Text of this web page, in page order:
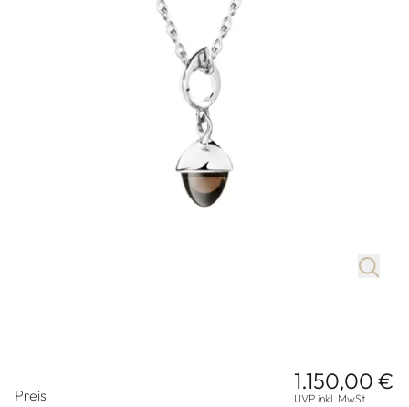
Preis
1.150,00 €
UVP inkl. MwSt.